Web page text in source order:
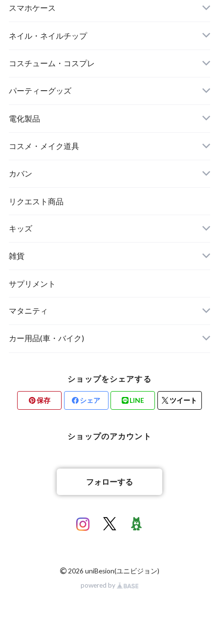
ダイエット
アイマスク
靴下・ソックス
シワ取りテープ
キーホルダー
スマホケース
iPhone
ネイル・ネイルチップ
コスチューム・コスプレ
クリスマス
パーティーグッズ
電化製品
ドローン
コスメ・メイク道具
メイクブラシ
シワ取りテープ
カバン
トートバッグ
リュック
クラッチバッグ
リクエスト商品
キッズ
アウター(女の子)
ボディケア・スキンケア
雑貨
POETIC
キッチングッズ
素材・ハンドメイド
サプリメント
マタニティ
トップス
カー用品(車・バイク)
ショップをシェアする
保存 シェア LINE ツイート
ショップのアカウント
フォローする
©2026 uniBesion(ユニビジョン)
powered by